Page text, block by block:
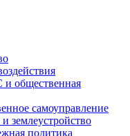
и общественная
самоуправление
землеустройство
политика